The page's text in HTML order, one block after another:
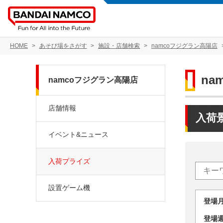
HOME あそび場をさがす 施設・店舗検索 namcoフジグラン高陽店
入荷
登
登
namcoフジグラン高陽店
店舗情報
イベント&ニュース
入荷プライズ
設置ゲーム機